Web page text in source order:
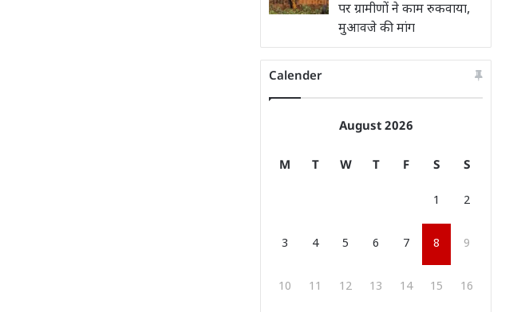
पर ग्रामीणों ने काम रुकवाया,
मुआवजे की मांग
Calender
August 2026
M T W T F S S
1 2
3 4 5 6 7 8 9
10 11 12 13 14 15 16